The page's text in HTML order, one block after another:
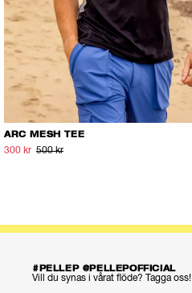
ARC MESH TEE
300 kr 500 kr
#PELLEP @PELLEPOFFICIAL
Vill du synas i vårat flöde? Tagga oss!